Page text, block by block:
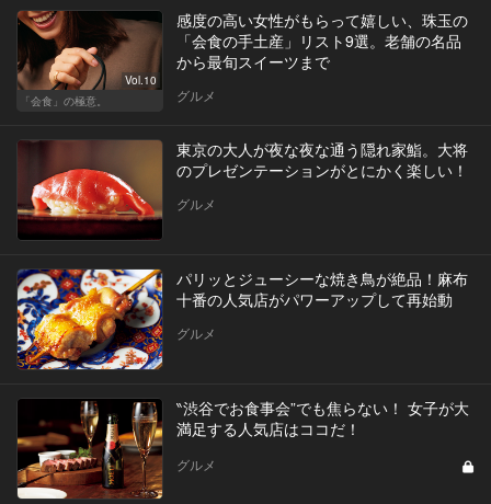
Vol.10
「会食」の極意。
感度の高い女性がもらって嬉しい、珠玉の
「会食の手土産」リスト9選。老舗の名品
から最旬スイーツまで
グルメ
東京の大人が夜な夜な通う隠れ家鮨。大将
のプレゼンテーションがとにかく楽しい！
グルメ
パリッとジューシーな焼き鳥が絶品！麻布
十番の人気店がパワーアップして再始動
グルメ
‶渋谷でお食事会”でも焦らない！ 女子が大
満足する人気店はココだ！
グルメ